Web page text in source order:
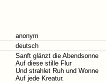
anonym
deutsch
Sanft glänzt die Abendsonne
Auf diese stille Flur
Und strahlet Ruh und Wonne
Auf jede Kreatur.